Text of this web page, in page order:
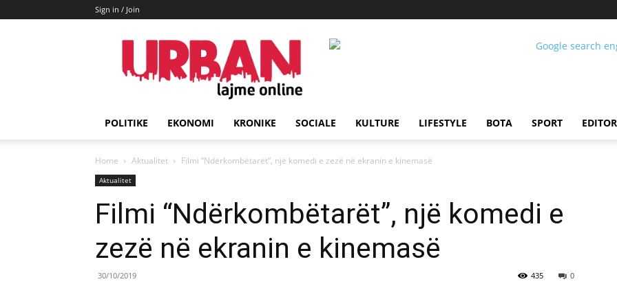
Sign in / Join
URBAN
Lajme
POLITIKE EKONOMI KRONIKE SOCIALE KULTURE LIFESTYLE BOTA SPORT
Home Aktualitet Filmi “Ndërkombëtarët”, një komedi e zezë në ekranin e kinemasë
Aktualitet
Filmi “Ndërkombëtarët”, një komedi e
zezë në ekranin e kinemasë
30/10/2019 0
435